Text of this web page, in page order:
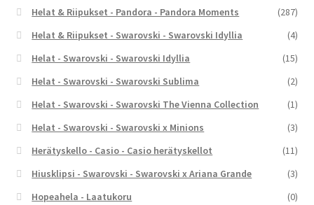
Helat & Riipukset - Pandora - Pandora Moments
(287)
Helat & Riipukset - Swarovski - Swarovski Idyllia
(4)
Helat - Swarovski - Swarovski Idyllia
(15)
Helat - Swarovski - Swarovski Sublima
(2)
Helat - Swarovski - Swarovski The Vienna Collection
(1)
Helat - Swarovski - Swarovski x Minions
(3)
Herätyskello - Casio - Casio herätyskellot
(11)
Hiusklipsi - Swarovski - Swarovski x Ariana Grande
(3)
Hopeahela - Laatukoru
(0)